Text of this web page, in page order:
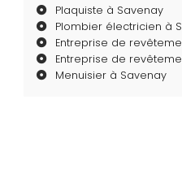
Plaquiste à Savenay
Plombier électricien à
Entreprise de
Entreprise de
Menuisier à Savenay